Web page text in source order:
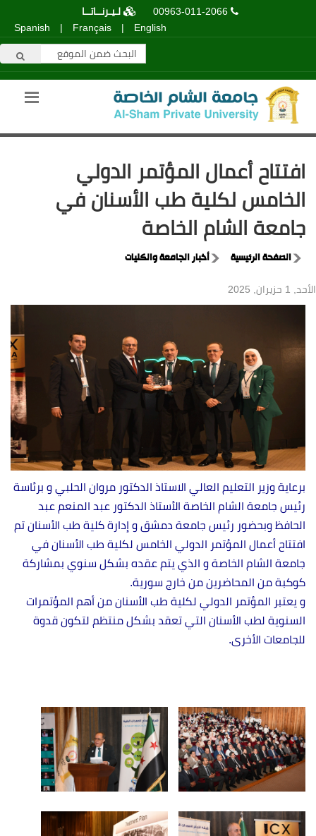
00963-011-2066
لـيـرنــاتــا
English
|
Français
|
Spanish
افتتاح أعمال المؤتمر الدولي
الخامس لكلية طب الأسنان في
جامعة الشام الخاصة
الصفحة الرئيسية أخبار الجامعة والكليات
الأحد, 1 حزيران, 2025
برعاية وزير التعليم العالي الاستاذ الدكتور مروان الحلبي و برئاسة
رئيس جامعة الشام الخاصة الأستاذ الدكتور عبد المنعم عبد
الحافظ وبحضور رئيس جامعة دمشق و إدارة كلية طب الأسنان تم
افتتاح أعمال المؤتمر الدولي الخامس لكلية طب الأسنان في
جامعة الشام الخاصة و الذي يتم عقده بشكل سنوي بمشاركة
كوكبة من المحاضرين من خارج سورية.
و يعتبر المؤتمر الدولي لكلية طب الأسنان من أهم المؤتمرات
السنوية لطب الأسنان التي تعقد بشكل منتظم لتكون قدوة
للجامعات الأخرى.